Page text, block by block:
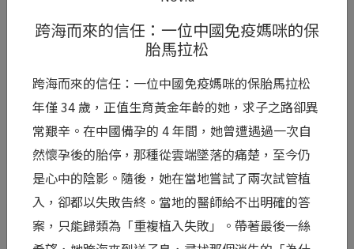
超級開心、洋溢著母愛光輝的神情，我們的心裡也
跟著無比感動。這條求子之路或許不易，但最終...
0
跨海而來的信任：一位中國免疫媽咪的保
胎馬拉松
跨海而來的信任：一位中國免疫媽咪的保胎馬拉松
年僅 34 歲，正值生育黃金年齡的她，求子之路卻異
常艱辛。在中國備孕的 4 年間，她曾遭遇過一次自
然懷孕後的胎停，那種從雲端墜落的痛楚，至今仍
是心中的陰影。隨後，她在當地嘗試了兩次試管植
入，卻都以失敗告終。當地的醫師給不出明確的答
案，只能歸類為「重複植入失敗」。帶著最後一絲